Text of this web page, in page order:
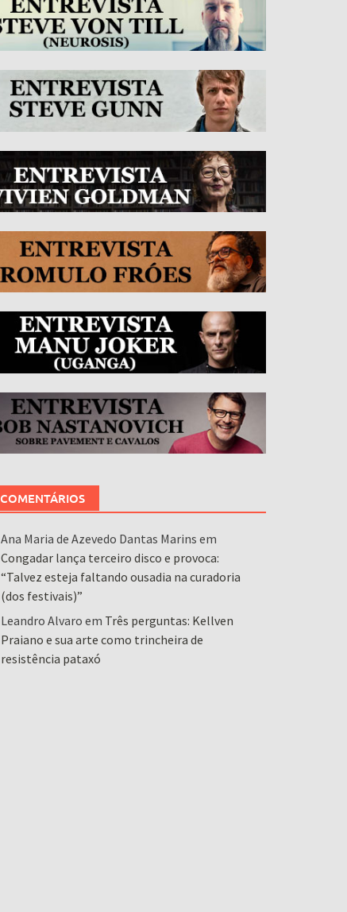
COMENTÁRIOS
Ana Maria de Azevedo Dantas Marins em
Congadar lança terceiro disco e provoca:
“Talvez esteja faltando ousadia na curadoria
(dos festivais)”
Leandro Alvaro em Três perguntas: Kellven
Praiano e sua arte como trincheira de
resistência pataxó